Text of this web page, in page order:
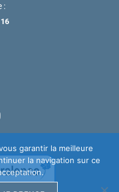
:
garantir la meilleure
la navigation sur ce